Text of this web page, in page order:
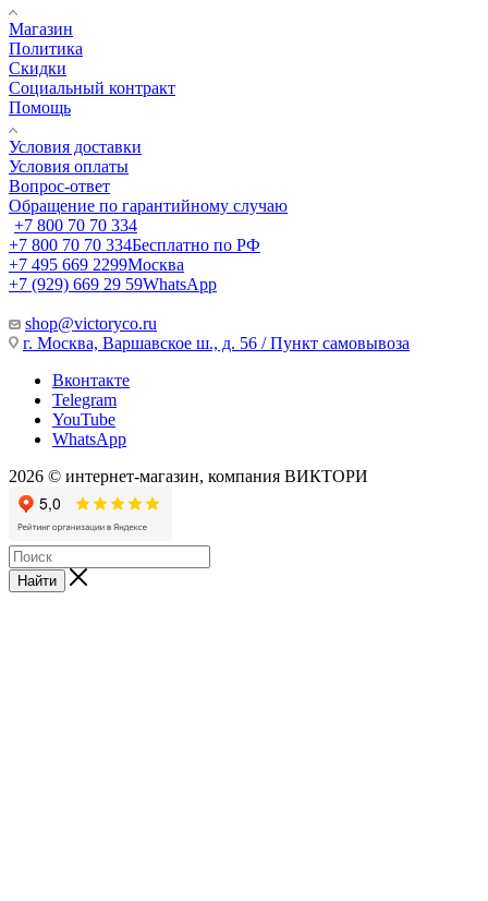
Магазин
Политика
Скидки
Социальный контракт
Помощь
Условия доставки
Условия оплаты
Вопрос-ответ
Обращение по гарантийному случаю
+7 800 70 70 334
+7 800 70 70 334Бесплатно по РФ
+7 495 669 2299Москва
+7 (929) 669 29 59WhatsApp
shop@victoryco.ru
г. Москва, Варшавское ш., д. 56 / Пункт самовывоза
Вконтакте
Telegram
YouTube
WhatsApp
2026 © интернет-магазин, компания ВИКТОРИ
Найти